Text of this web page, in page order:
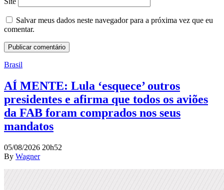
Salvar meus dados neste navegador para a próxima vez que eu
comentar.
Brasil
AÍ MENTE: Lula ‘esquece’ outros
presidentes e afirma que todos os aviões
da FAB foram comprados nos seus
mandatos
05/08/2026 20h52
By Wagner